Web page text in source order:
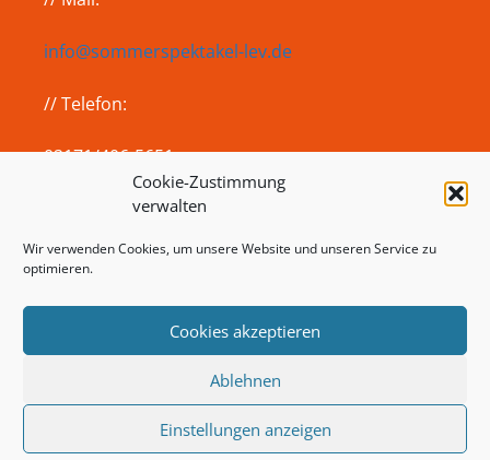
Cookie-Zustimmung
verwalten
Wir verwenden Cookies, um unsere Website und unseren Service zu
optimieren.
Cookies akzeptieren
Ablehnen
Einstellungen anzeigen
info@sommerspektakel-lev.de
// Telefon:
02171/406-5651
Impressum
Datenschutz
Kontakt
© 2026 Jugendszene-Lev